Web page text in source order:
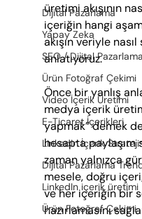
Dijital Pazarlama
Yapay Zeka
SEO / Dijital Pazarlama
Ürün Fotoğraf Çekimi
Video İçerik Üretimi
E-Ticaret İçerikleri
LinkedIn İçerik
Dijital Pazarlama
LinkedIn içerik üretimi
Ürün Fotoğraf Çekimi
üretimi akışının
içeriğin hangi
akışın veriyle
anlatıyoruz.
Önce bir yanlış
medya içerik
yapmak” demek
hesapta paylaşım
zaman yalnızca
mesele, doğru
ve her içeriğin bir
hazırlamasını